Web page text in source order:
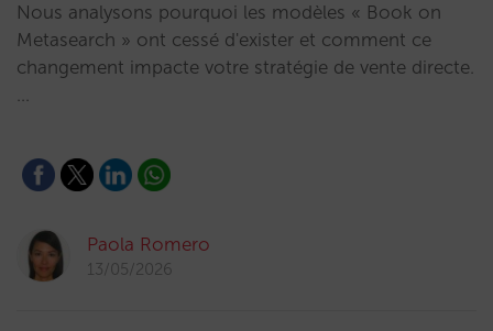
Nous analysons pourquoi les modèles « Book on
Metasearch » ont cessé d'exister et comment ce
changement impacte votre stratégie de vente directe.
…
Paola Romero
13/05/2026